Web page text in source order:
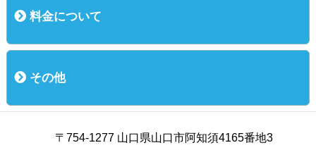
料金について
その他
〒754-1277 山口県山口市阿知須4165番地3